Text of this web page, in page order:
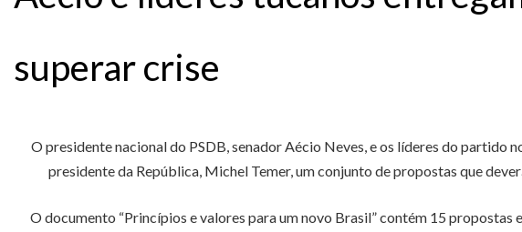
superar crise
O presidente nacional do PSDB, senador Aécio Neves, e os líderes do partido
presidente da República, Michel Temer, um conjunto de propostas que
O documento “Princípios e valores para um novo Brasil” contém 15